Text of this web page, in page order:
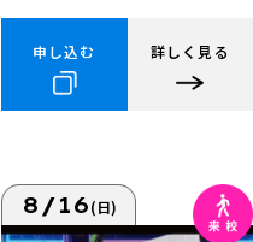
申し込む 詳しく見る
8/16(日)